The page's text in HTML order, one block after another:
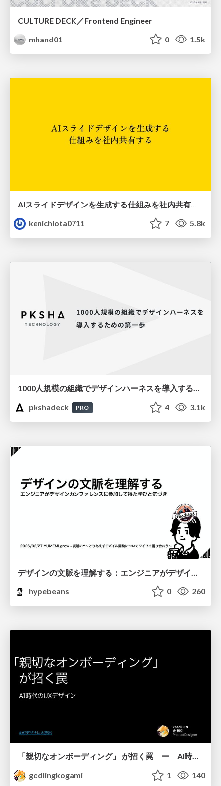
CULTURE DECK／Frontend Engineer
mhand01
0 1.5k
AIスライドデザインを生成する仕組みを社内共有する
kenichiota0711
7 5.8k
1000人規模の組織でデザインハーネスを導入するための第一歩
pkshadeck
PRO 4 3.1k
hypebeans
0 260
「親切なオンボーディング」 が招く罠 ー AI時代のUXデザイン
godlingkogami
1 140